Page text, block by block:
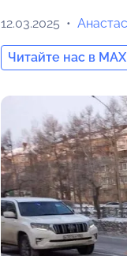
12.03.2025
Читайте нас в MAX